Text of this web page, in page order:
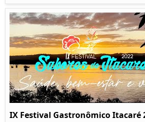
IX Festival Gastronômico Itacaré